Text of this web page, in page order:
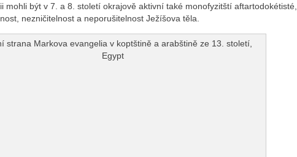
mohli být v 7. a 8. století okrajově aktivní také monofyzitští aftartodokétisté,
nezničitelnost a neporušitelnost Ježíšova těla.